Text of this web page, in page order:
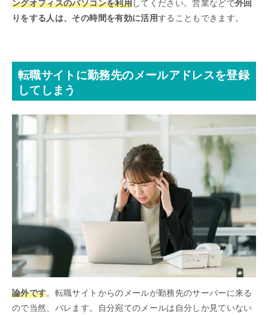
ングオフィスのパソコンを利用してください。営業などで外回
りをする人は、その時間を有効に活用することもできます。
転職サイトに勤務先のメールアドレスを登録
してしまう
論外です。転職サイトからのメールが勤務先のサーバーに来る
ので当然、バレます。自分宛てのメールは自分しか見ていない